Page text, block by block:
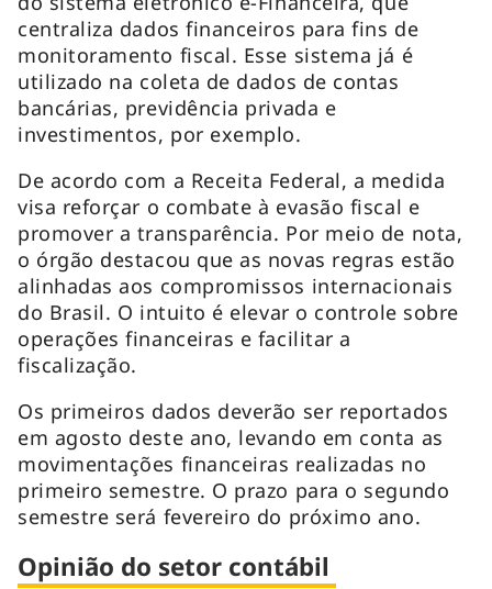
centraliza dados financeiros para fins de
monitoramento fiscal. Esse sistema já é
utilizado na coleta de dados de contas
bancárias, previdência privada e
investimentos, por exemplo.
De acordo com a Receita Federal, a medida
visa reforçar o combate à evasão fiscal e
promover a transparência. Por meio de nota,
o órgão destacou que as novas regras estão
alinhadas aos compromissos internacionais
do Brasil. O intuito é elevar o controle sobre
operações financeiras e facilitar a
fiscalização.
Os primeiros dados deverão ser reportados
em agosto deste ano, levando em conta as
movimentações financeiras realizadas no
primeiro semestre. O prazo para o segundo
semestre será fevereiro do próximo ano.
Opinião do setor contábil